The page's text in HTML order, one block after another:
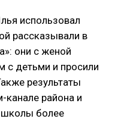
использовал
рассказывали в
они с женой
с детьми и просили
результаты
канале района и
школы более